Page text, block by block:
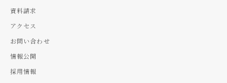
資料請求
アクセス
お問い合わせ
情報公開
採用情報